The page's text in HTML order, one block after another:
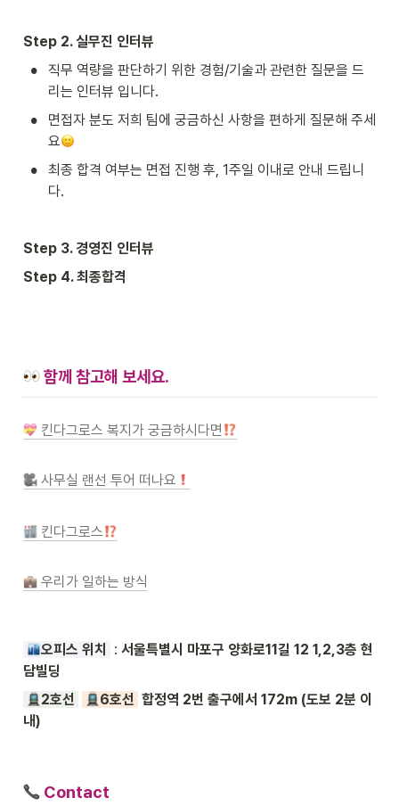
Step 2. 실무진 인터뷰
•
직무 역량을 판단하기 위한 경험/기술과 관련한 질문을 드
리는 인터뷰 입니다.
•
면접자 분도 저희 팀에 궁금하신 사항을 편하게 질문해 주세
요
•
최종 합격 여부는 면접 진행 후, 1주일 이내로 안내 드립니
다.
Step 3. 경영진 인터뷰
Step 4. 최종합격
함께 참고해 보세요.
킨다그로스 복지가 궁금하시다면
사무실 랜선 투어 떠나요
킨다그로스
우리가 일하는 방식
오피스 위치 : 서울특별시 마포구 양화로11길 12 1,2,3층 현
담빌딩
2호선
6호선 합정역 2번 출구에서 172m (도보 2분 이
내)
Contact